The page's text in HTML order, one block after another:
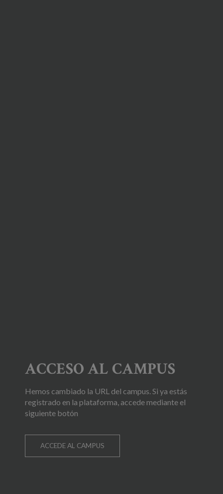
ACCESO AL CAMPUS
Hemos cambiado la URL del campus. Si ya estás
registrado en la plataforma, accede mediante el
siguiente botón
ACCEDE AL CAMPUS